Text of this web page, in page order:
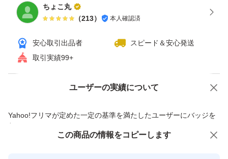
ちょこ丸
（213） 本人確認済
安心取引出品者
スピード＆安心発送
取引実績99+
ユーザーの実績について
Yahoo!フリマが定めた一定の基準を満たしたユーザーにバッジを
付与しています
価格の相談 商品への質問
この商品の情報をコピーします
この商品をみている人にオススメ